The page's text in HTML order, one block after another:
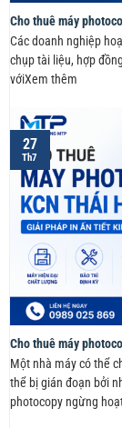
Cho thuê máy
Các doanh nghiệp
chụp tài liệu, hợp
vớiXem thêm
Cho thuê máy
Một nhà máy có thể
thể bị gián đoạn bởi
photocopy ngừng
27
Th7